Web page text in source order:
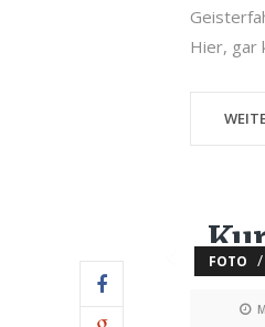
Hier, gar
FOTO /